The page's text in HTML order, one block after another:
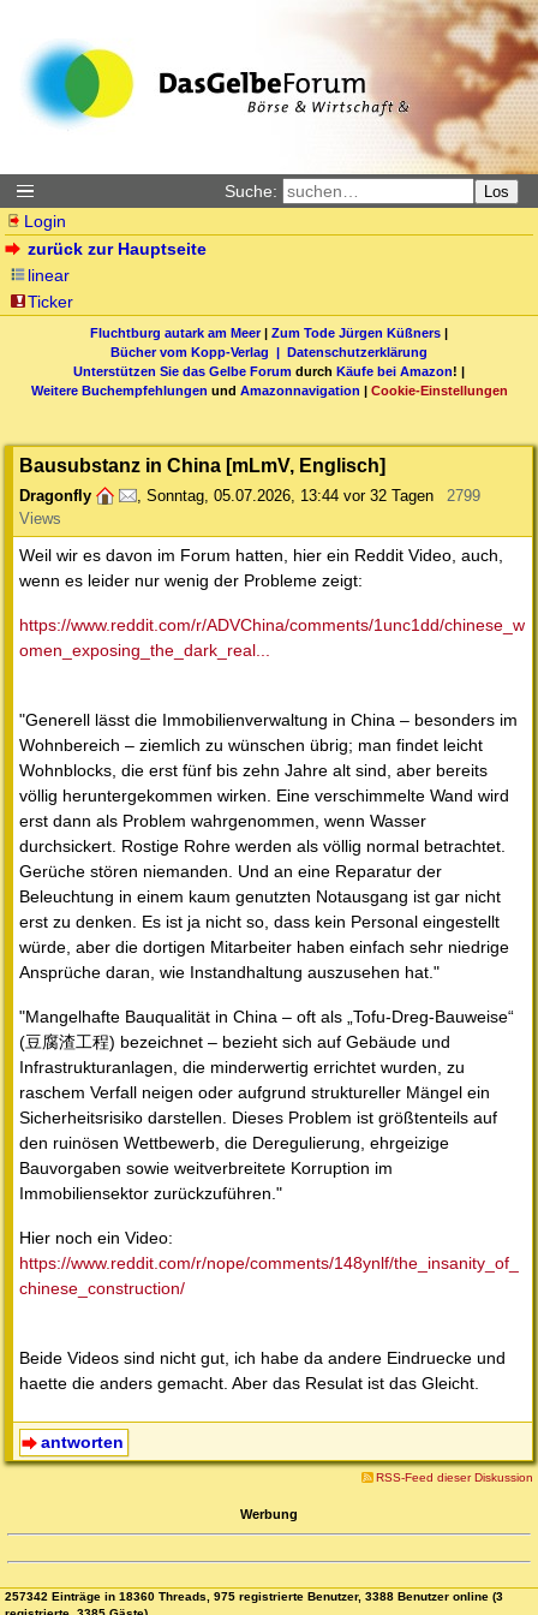
Suche: Los
Login
zurück zur Hauptseite
linear
Ticker
Fluchtburg autark am Meer| Zum Tode Jürgen Küßners |
Bücher vom Kopp-Verlag | Datenschutzerklärung
Unterstützen Sie das Gelbe Forum durch Käufe bei Amazon! |
Weitere Buchempfehlungen und Amazonnavigation | Cookie-Einstellungen
Bausubstanz in China [mLmV, Englisch]
Dragonfly , Sonntag, 05.07.2026, 13:44 vor 32 Tagen
2799
Views
Weil wir es davon im Forum hatten, hier ein Reddit Video, auch,
wenn es leider nur wenig der Probleme zeigt:
https://www.reddit.com/r/ADVChina/comments/1unc1dd/chinese_w
omen_exposing_the_dark_real...
"Generell lässt die Immobilienverwaltung in China – besonders im
Wohnbereich – ziemlich zu wünschen übrig; man findet leicht
Wohnblocks, die erst fünf bis zehn Jahre alt sind, aber bereits
völlig heruntergekommen wirken. Eine verschimmelte Wand wird
erst dann als Problem wahrgenommen, wenn Wasser
durchsickert. Rostige Rohre werden als völlig normal betrachtet.
Gerüche stören niemanden. Und an eine Reparatur der
Beleuchtung in einem kaum genutzten Notausgang ist gar nicht
erst zu denken. Es ist ja nicht so, dass kein Personal eingestellt
würde, aber die dortigen Mitarbeiter haben einfach sehr niedrige
Ansprüche daran, wie Instandhaltung auszusehen hat."
"Mangelhafte Bauqualität in China – oft als „Tofu-Dreg-Bauweise“
(豆腐渣工程) bezeichnet – bezieht sich auf Gebäude und
Infrastrukturanlagen, die minderwertig errichtet wurden, zu
raschem Verfall neigen oder aufgrund struktureller Mängel ein
Sicherheitsrisiko darstellen. Dieses Problem ist größtenteils auf
den ruinösen Wettbewerb, die Deregulierung, ehrgeizige
Bauvorgaben sowie weitverbreitete Korruption im
Immobiliensektor zurückzuführen."
Hier noch ein Video:
https://www.reddit.com/r/nope/comments/148ynlf/the_insanity_of_
chinese_construction/
Beide Videos sind nicht gut, ich habe da andere Eindruecke und
haette die anders gemacht. Aber das Resulat ist das Gleicht.
antworten
RSS-Feed dieser Diskussion
Werbung
257342 Einträge in 18360 Threads, 975 registrierte Benutzer, 3388 Benutzer online (3